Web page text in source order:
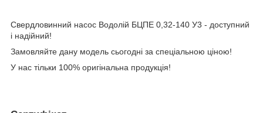
Свердловинний насос Водолій БЦПЕ 0,32-140 У3 - доступний
і надійний!
Замовляйте дану модель сьогодні за спеціальною ціною!
У нас тільки 100% оригінальна продукція!